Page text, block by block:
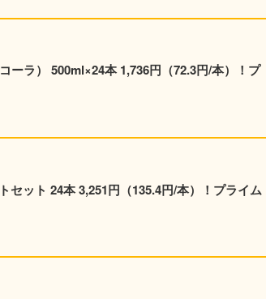
ーラ） 500ml×24本 1,736円（72.3円/本）！プ
セット 24本 3,251円（135.4円/本）！プライム